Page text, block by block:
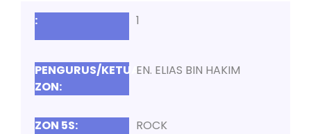
1
EN. ELIAS BIN HAKIM
ROCK